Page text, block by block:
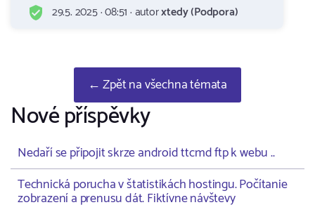
29.5. 2025 · 08:51 · autorxtedy (Podpora)
← Zpět na všechna témata
Nové příspěvky
Nedaří se připojit skrze android ttcmd ftp k webu ..
Technická porucha v štatistikách hostingu. Počítanie
zobrazení a prenusu dát. Fiktívne návštevy